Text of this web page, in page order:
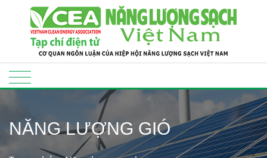
NĂNG LƯỢNG GIÓ